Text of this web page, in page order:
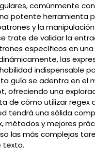
comúnmente
potente herramienta
y la
trate de validar la
específicos en
las
indispensable
guía se adentra en el
ofreciendo una
de cómo utilizar regex
tendrá una sólida
métodos y mejores
las más complejas
texto.